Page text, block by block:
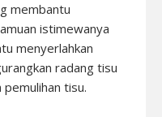
membantu
istimewanya
menyerlahkan
radang tisu
tisu.